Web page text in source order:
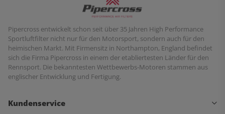
Pipercross entwickelt schon seit über 35 Jahren High Performance
Sportluftfilter nicht nur für den Motorsport, sondern auch für den
heimischen Markt. Mit Firmensitz in Northampton, England befindet
sich die Firma Pipercross in einem der etabliertesten Länder für den
Rennsport. Die bekanntesten Wettbewerbs-Motoren stammen aus
englischer Entwicklung und Fertigung.
Kundenservice